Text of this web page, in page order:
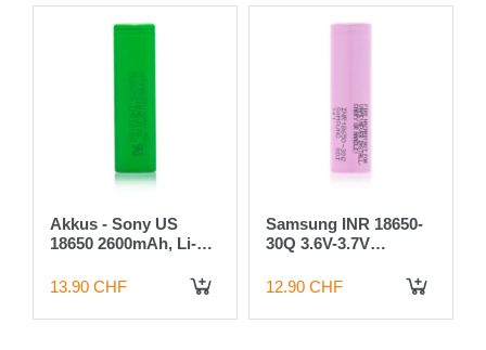
Akkus - Sony US
18650 2600mAh, Li-
13.90 CHF
Samsung INR 18650-
30Q 3.6V-3.7V
12.90 CHF